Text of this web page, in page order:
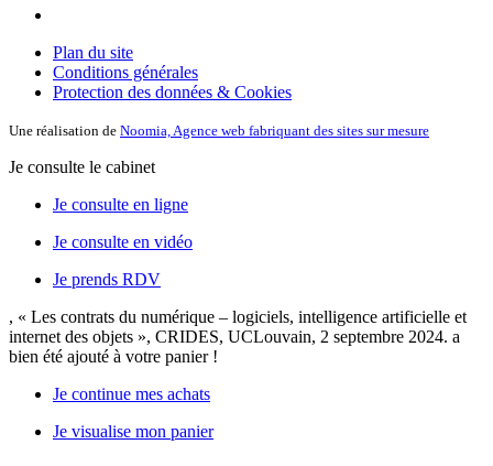
Plan du site
Conditions générales
Protection des données & Cookies
Une réalisation de Noomia, Agence web fabriquant des sites sur mesure
Je consulte le cabinet
Je consulte en ligne
Je consulte en vidéo
Je prends RDV
, « Les contrats du numérique – logiciels, intelligence artificielle et
internet des objets », CRIDES, UCLouvain, 2 septembre 2024. a
bien été ajouté à votre panier !
Je continue mes achats
Je visualise mon panier